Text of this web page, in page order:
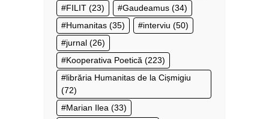
FILIT (23) Gaudeamus (34)
Humanitas (35) interviu (50)
jurnal (26)
Kooperativa Poetică (223)
librăria Humanitas de la Cișmigiu
(72)
Marian Ilea (33)